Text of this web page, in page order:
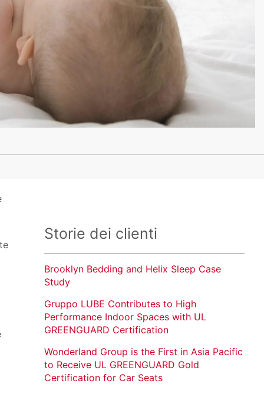
Storie dei clienti
Brooklyn Bedding and Helix Sleep Case
Study
Gruppo LUBE Contributes to High
Performance Indoor Spaces with UL
GREENGUARD Certification
Wonderland Group is the First in Asia Pacific
to Receive UL GREENGUARD Gold
Certification for Car Seats